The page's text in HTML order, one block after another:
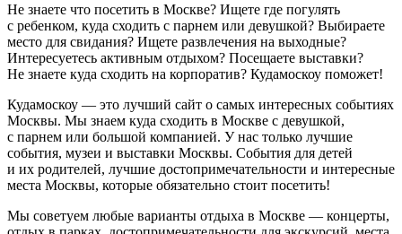
Не знаете что посетить в Москве? Ищете где погулять
с ребенком, куда сходить с парнем или девушкой? Выбираете
место для свидания? Ищете развлечения на выходные?
Интересуетесь активным отдыхом? Посещаете выставки?
Не знаете куда сходить на корпоратив? Кудамоскоу поможет!
Кудамоскоу — это лучший сайт о самых интересных событиях
Москвы. Мы знаем куда сходить в Москве с девушкой,
с парнем или большой компанией. У нас только лучшие
события, музеи и выставки Москвы. События для детей
и их родителей, лучшие достопримечательности и интересные
места Москвы, которые обязательно стоит посетить!
Мы советуем любые варианты отдыха в Москве — концерты,